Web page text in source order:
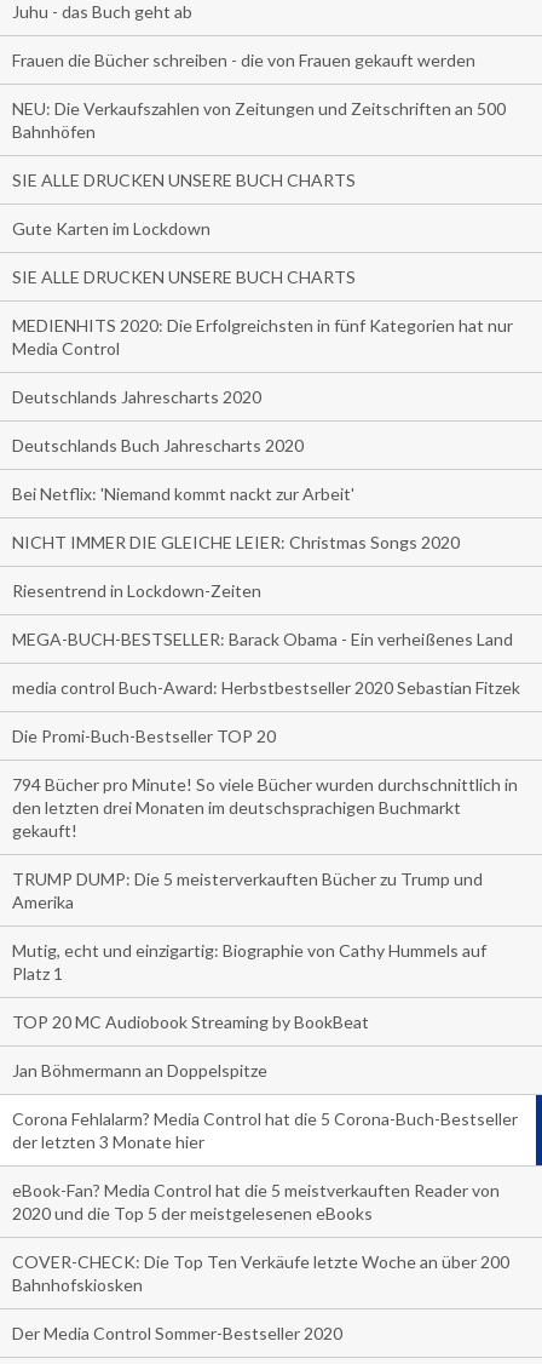
Juhu - das Buch geht ab
Frauen die Bücher schreiben - die von Frauen gekauft werden
NEU: Die Verkaufszahlen von Zeitungen und Zeitschriften an 500
Bahnhöfen
SIE ALLE DRUCKEN UNSERE BUCH CHARTS
Gute Karten im Lockdown
SIE ALLE DRUCKEN UNSERE BUCH CHARTS
MEDIENHITS 2020: Die Erfolgreichsten in fünf Kategorien hat nur
Media Control
Deutschlands Jahrescharts 2020
Deutschlands Buch Jahrescharts 2020
Bei Netflix: 'Niemand kommt nackt zur Arbeit'
NICHT IMMER DIE GLEICHE LEIER: Christmas Songs 2020
Riesentrend in Lockdown-Zeiten
MEGA-BUCH-BESTSELLER: Barack Obama - Ein verheißenes Land
media control Buch-Award: Herbstbestseller 2020 Sebastian Fitzek
Die Promi-Buch-Bestseller TOP 20
794 Bücher pro Minute! So viele Bücher wurden durchschnittlich in
den letzten drei Monaten im deutschsprachigen Buchmarkt
gekauft!
TRUMP DUMP: Die 5 meisterverkauften Bücher zu Trump und
Amerika
Mutig, echt und einzigartig: Biographie von Cathy Hummels auf
Platz 1
TOP 20 MC Audiobook Streaming by BookBeat
Jan Böhmermann an Doppelspitze
Corona Fehlalarm? Media Control hat die 5 Corona-Buch-Bestseller
der letzten 3 Monate hier
eBook-Fan? Media Control hat die 5 meistverkauften Reader von
2020 und die Top 5 der meistgelesenen eBooks
COVER-CHECK: Die Top Ten Verkäufe letzte Woche an über 200
Bahnhofskiosken
Der Media Control Sommer-Bestseller 2020